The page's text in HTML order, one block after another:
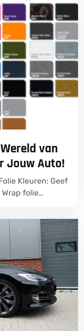
van
Jouw Auto!
Kleuren: Geef
folie…